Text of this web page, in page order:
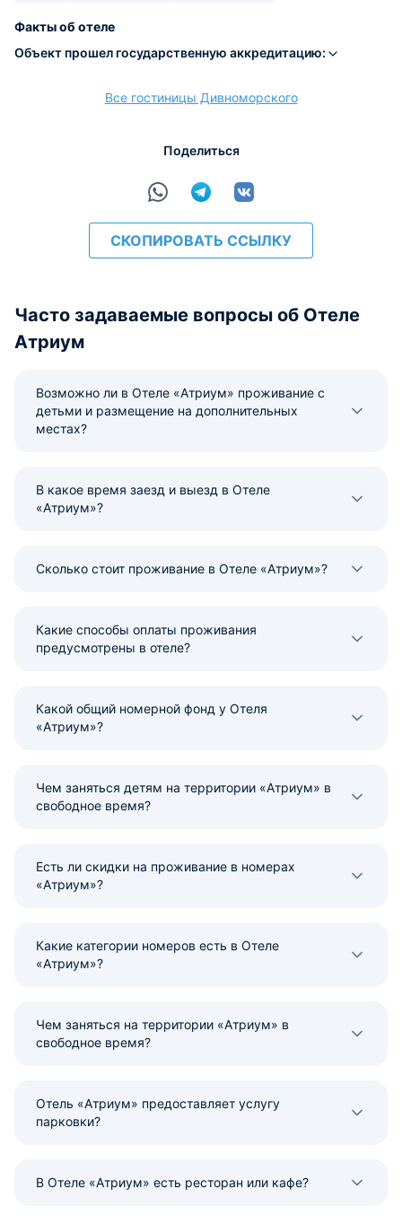
расчёт
Факты об отеле
Объект прошел государственную аккредитацию:
Все гостиницы Дивноморского
Поделиться
СКОПИРОВАТЬ ССЫЛКУ
Часто задаваемые вопросы об Отеле
Атриум
Возможно ли в Отеле «Атриум» проживание с
детьми и размещение на дополнительных
местах?
В какое время заезд и выезд в Отеле
«Атриум»?
Сколько стоит проживание в Отеле «Атриум»?
Какие способы оплаты проживания
предусмотрены в отеле?
Какой общий номерной фонд у Отеля
«Атриум»?
Чем заняться детям на территории «Атриум» в
свободное время?
Есть ли скидки на проживание в номерах
«Атриум»?
Какие категории номеров есть в Отеле
«Атриум»?
Чем заняться на территории «Атриум» в
свободное время?
Отель «Атриум» предоставляет услугу
парковки?
В Отеле «Атриум» есть ресторан или кафе?